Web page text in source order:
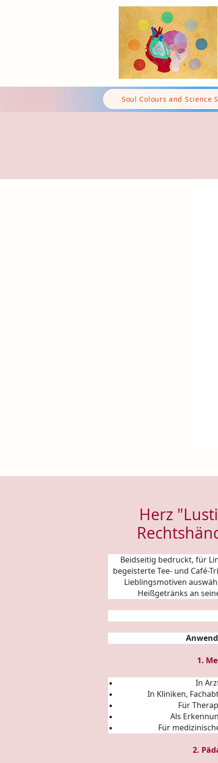
Soul Colours and Science
Herz
Beidseitig bedruckt, für
begeisterte Tee- und Café-
Lieblingsmotiven
Heißgetränks an
1.
In
In Kliniken,
Für
Als
Für
2.